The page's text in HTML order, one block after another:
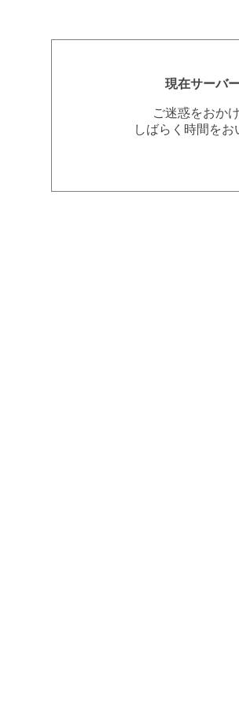
現在サーバ
ご迷惑をおか
しばらく時間を